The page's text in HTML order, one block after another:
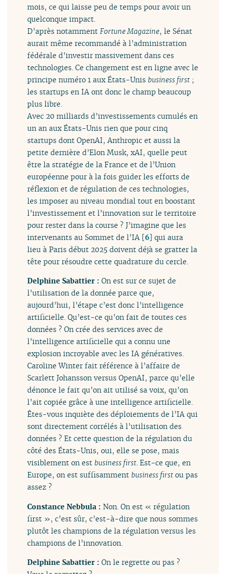
mois, ce qui laisse peu de temps pour avoir un
quelconque impact.
D’après notammentFortune Magazine, le Sénat
aurait même recommandé à l’administration
fédérale d’investir massivement dans ces
technologies. Ce changement est en ligne avec le
principe numéro 1 aux États-Unis business first ;
les startups en IA ont donc le champ beaucoup
plus libre.
Avec 20 milliards d’investissements cumulés en
un an aux États-Unis rien que pour cinq
startups dont OpenAI, Anthropic et aussi la
petite dernière d’Elon Musk, xAI, quelle peut
être la stratégie de la France et de l’Union
européenne pour à la fois guider les efforts de
réflexion et de régulation de ces technologies,
les imposer au niveau mondial tout en boostant
l’investissement et l’innovation sur le territoire
pour rester dans la course ? J’imagine que les
intervenants au Sommet de l’IA [6] qui aura
lieu à Paris début 2025 doivent déjà se gratter la
tête pour résoudre cette quadrature du cercle.
Delphine Sabattier :On est sur ce sujet de
l’utilisation de la donnée parce que,
aujourd’hui, l’étape c’est donc l’intelligence
artificielle. Qu’est-ce qu’on fait de toutes ces
données ? On crée des services avec de
l’intelligence artificielle qui a connu une
explosion incroyable avec les IA génératives.
Caroline Winter fait référence à l’affaire de
Scarlett Johansson versus OpenAI, parce qu’elle
dénonce le fait qu’on ait utilisé sa voix, qu’on
l’ait copiée grâce à une intelligence artificielle.
Êtes-vous inquiète des déploiements de l’IA qui
sont directement corrélés à l’utilisation des
données ? Et cette question de la régulation du
côté des États-Unis, oui, elle se pose, mais
visiblement on est business first. Est-ce que, en
Europe, on est suffisamment business first ou pas
assez ?
Constance Nebbula :Non. On est « régulation
first », c’est sûr, c’est-à-dire que nous sommes
plutôt les champions de la régulation versus les
champions de l’innovation.
Delphine Sabattier :On le regrette ou pas ?